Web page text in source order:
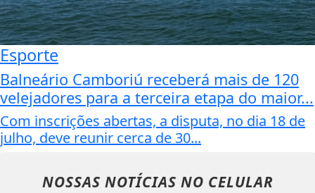
Esporte
Balneário Camboriú receberá mais de 120
velejadores para a terceira etapa do maior...
Com inscrições abertas, a disputa, no dia 18 de
julho, deve reunir cerca de 30...
NOSSAS NOTÍCIAS NO CELULAR